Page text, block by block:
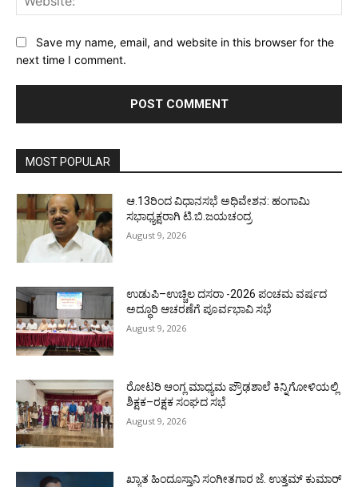
Save my name, email, and website in this browser for the
next time I comment.
MOST POPULAR
ಆ.13ರಿಂದ ವಿಧಾನಸಭೆ ಅಧಿವೇಶನ: ಹಂಗಾಮಿ
ಸಭಾಧ್ಯಕ್ಷರಾಗಿ ಟಿ.ಬಿ.ಜಯಚಂದ್ರ
August 9, 2026
ಉಡುಪಿ–ಉಚ್ಚಿಲ ದಸರಾ -2026 ಪಂಚಮ ವರ್ಷದ
ಅದ್ಧೂರಿ ಆಚರಣೆಗೆ ಪೂರ್ವಭಾವಿ ಸಭೆ
August 9, 2026
ರೋಟರಿ ಆಂಗ್ಲ ಮಾಧ್ಯಮ ಪ್ರೌಢಶಾಲೆ ಕಿನ್ನಿಗೋಳಿಯಲ್ಲಿ
ಶಿಕ್ಷಕ–ರಕ್ಷಕ ಸಂಘದ ಸಭೆ
August 9, 2026
ಖ್ಯಾತ ಹಿಂದೂಸ್ತಾನಿ ಸಂಗೀತಗಾರ ಜೆ. ಉತ್ತಮ್ ಕುಮಾರ್